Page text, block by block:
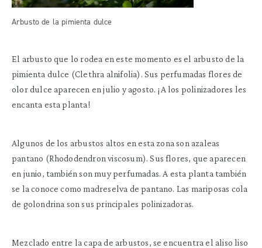
Arbusto de la pimienta dulce
El arbusto que lo rodea en este momento es el arbusto de la
pimienta dulce (Clethra alnifolia). Sus perfumadas flores de
olor dulce aparecen en julio y agosto. ¡A los polinizadores les
encanta esta planta!
Algunos de los arbustos altos en esta zona son azaleas
pantano (Rhododendron viscosum). Sus flores, que aparecen
en junio, también son muy perfumadas. A esta planta también
se la conoce como madreselva de pantano. Las mariposas cola
de golondrina son sus principales polinizadoras.
Mezclado entre la capa de arbustos, se encuentra el aliso liso